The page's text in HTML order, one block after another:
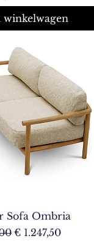
winkelwagen
Sofa Ombria
prijs
Verkoopprijs
€ 1.247,50